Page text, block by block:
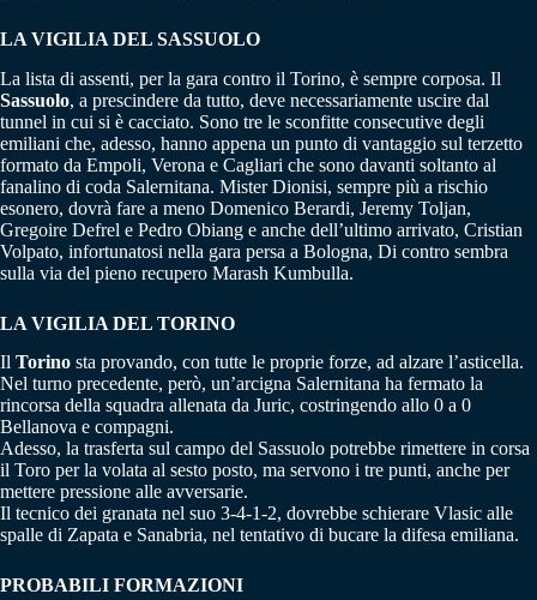
LA VIGILIA DEL SASSUOLO
La lista di assenti, per la gara contro il Torino, è sempre corposa. Il
Sassuolo, a prescindere da tutto, deve necessariamente uscire dal
tunnel in cui si è cacciato. Sono tre le sconfitte consecutive degli
emiliani che, adesso, hanno appena un punto di vantaggio sul terzetto
formato da Empoli, Verona e Cagliari che sono davanti soltanto al
fanalino di coda Salernitana. Mister Dionisi, sempre più a rischio
esonero, dovrà fare a meno Domenico Berardi, Jeremy Toljan,
Gregoire Defrel e Pedro Obiang e anche dell’ultimo arrivato, Cristian
Volpato, infortunatosi nella gara persa a Bologna, Di contro sembra
sulla via del pieno recupero Marash Kumbulla.
LA VIGILIA DEL TORINO
Il Torino sta provando, con tutte le proprie forze, ad alzare l’asticella.
Nel turno precedente, però, un’arcigna Salernitana ha fermato la
rincorsa della squadra allenata da Juric, costringendo allo 0 a 0
Bellanova e compagni.
Adesso, la trasferta sul campo del Sassuolo potrebbe rimettere in corsa
il Toro per la volata al sesto posto, ma servono i tre punti, anche per
mettere pressione alle avversarie.
Il tecnico dei granata nel suo 3-4-1-2, dovrebbe schierare Vlasic alle
spalle di Zapata e Sanabria, nel tentativo di bucare la difesa emiliana.
PROBABILI FORMAZIONI